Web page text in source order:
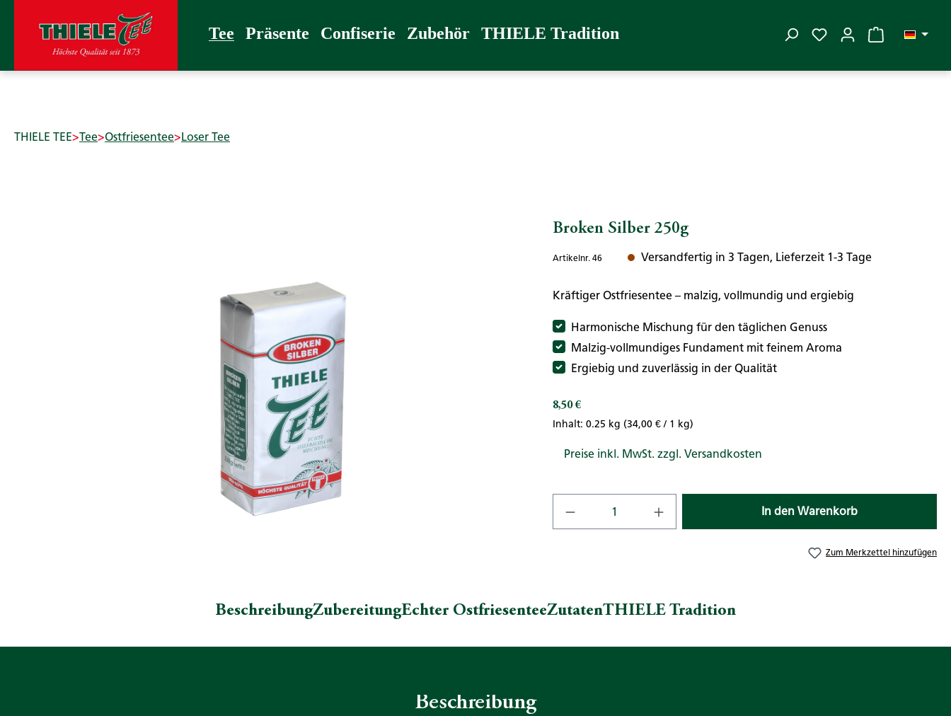
Hauptinhalt springen
Zur Hauptnavigation springen
Tee Präsente Confiserie Zubehör THIELE Tradition Du hast 0 Produkte
Confiserie
THIELE TEE>Tee>Ostfriesentee>Loser Tee
Broken Silber 250g
Artikelnr. 46 Versandfertig in 3 Tagen, Lieferzeit 1-3 Tage
Kräftiger Ostfriesentee – malzig, vollmundig und ergiebig
Harmonische Mischung für den täglichen Genuss
Malzig-vollmundiges Fundament mit feinem Aroma
Ergiebig und zuverlässig in der Qualität
Regulärer Preis:
8,50 €
Inhalt: 0.25 kg (34,00 € / 1 kg)
Preise inkl. MwSt. zzgl. Versandkosten
Produkt Anzahl: Gib den gewünschten Wert
In den Warenkorb
Zum Merkzettel hinzufügen
BeschreibungZubereitungEchter OstfriesenteeZutatenTHIELE Tradition
Beschreibung